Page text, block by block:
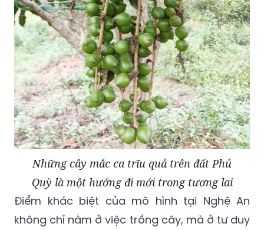
Những cây mắc ca trĩu quả trên đất Phủ
Quỳ là một hướng đi mới trong tương lai
Điểm khác biệt của mô hình tại Nghệ An
không chỉ nằm ở việc trồng cây, mà ở tư duy